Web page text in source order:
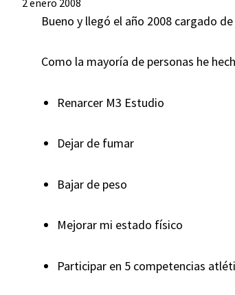
Bueno y llegó el año 2008 cargado
Como la mayoría de personas he
Renarcer M3 Estudio
Dejar de fumar
Bajar de peso
Mejorar mi estado físico
Participar en 5 competencias